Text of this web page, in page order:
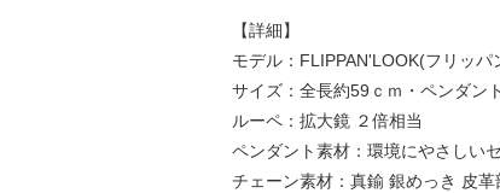
【詳細】
モデル：FLIPPAN'LOOK(フリッ
サイズ：全長約59ｃｍ・ペンダン
ルーペ：拡大鏡 ２倍相当
ペンダント素材：環境にやさしい
チェーン素材：真鍮 銀めっき 皮